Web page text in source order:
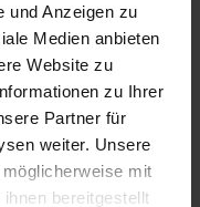
und Anzeigen zu
Medien anbieten
Website zu
zu Ihrer
Partner für
weiter. Unsere
mit
bereitgestellt